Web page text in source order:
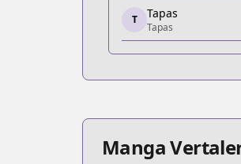
https://
Tapas
Tapas
T Tapas
Tapas
Manga